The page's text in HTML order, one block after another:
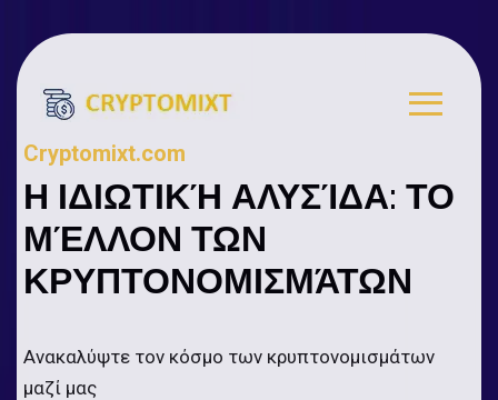
Cryptomixt.com
Η ΙΔΙΩΤΙΚΉ ΑΛΥΣΊΔΑ: ΤΟ
ΜΈΛΛΟΝ ΤΩΝ
ΚΡΥΠΤΟΝΟΜΙΣΜΆΤΩΝ
Ανακαλύψτε τον κόσμο των κρυπτονομισμάτων
μαζί μας